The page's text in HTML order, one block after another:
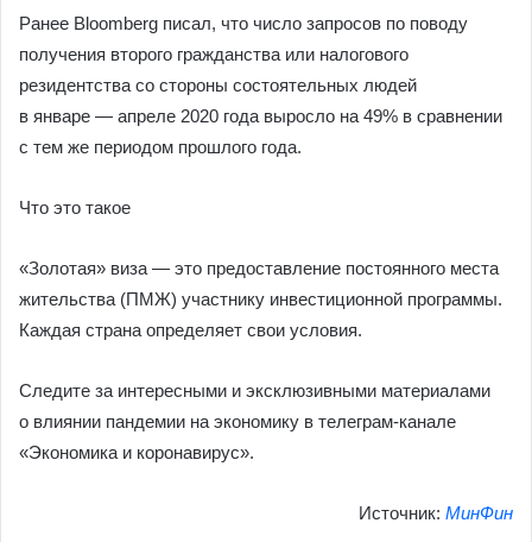
Ранее Bloomberg писал, что число запросов по поводу
получения второго гражданства или налогового
резидентства со стороны состоятельных людей
в январе — апреле 2020 года выросло на 49% в сравнении
с тем же периодом прошлого года.
Что это такое
«Золотая» виза — это предоставление постоянного места
жительства (ПМЖ) участнику инвестиционной программы.
Каждая страна определяет свои условия.
Следите за интересными и эксклюзивными материалами
о влиянии пандемии на экономику в телеграм-канале
«Экономика и коронавирус».
Источник: МинФин